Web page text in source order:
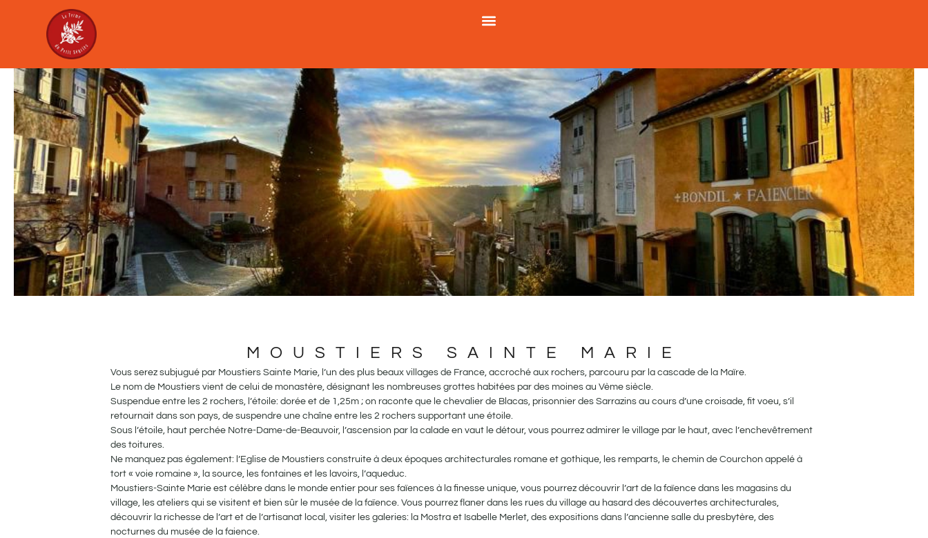
MOUSTIERS SAINTE MARIE
Vous serez subjugué par Moustiers Sainte Marie, l’un des plus beaux villages de France, accroché aux rochers, parcouru par la cascade de la Maïre.
Le nom de Moustiers vient de celui de monastère, désignant les nombreuses grottes habitées par des moines au Vème siècle.
Suspendue entre les 2 rochers, l’étoile: dorée et de 1,25m ; on raconte que le chevalier de Blacas, prisonnier des Sarrazins au cours d’une croisade, fit voeu, s’il
retournait dans son pays, de suspendre une chaîne entre les 2 rochers supportant une étoile.
Sous l’étoile, haut perchée Notre-Dame-de-Beauvoir, l’ascension par la calade en vaut le détour, vous pourrez admirer le village par le haut, avec l’enchevêtrement
des toitures.
Ne manquez pas également: l’Eglise de Moustiers construite à deux époques architecturales romane et gothique, les remparts, le chemin de Courchon appelé à
tort « voie romaine », la source, les fontaines et les lavoirs, l’aqueduc.
Moustiers-Sainte Marie est célèbre dans le monde entier pour ses faïences à la finesse unique, vous pourrez découvrir l’art de la faïence dans les magasins du
village, les ateliers qui se visitent et bien sûr le musée de la faïence. Vous pourrez flaner dans les rues du village au hasard des découvertes architecturales,
découvrir la richesse de l’art et de l’artisanat local, visiter les galeries: la Mostra et Isabelle Merlet, des expositions dans l’ancienne salle du presbytère, des
nocturnes du musée de la faience.